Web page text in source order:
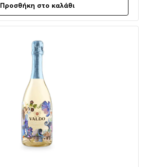
Προσθήκη στο καλάθι